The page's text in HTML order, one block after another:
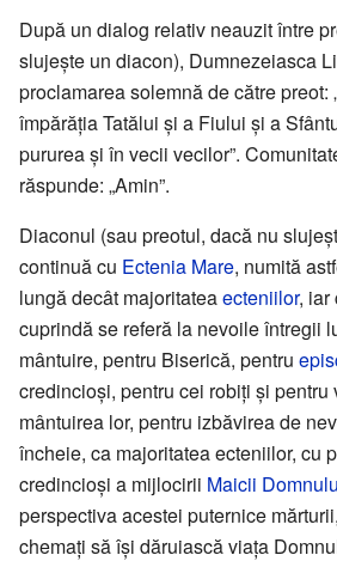
După un dialog relativ neauzit între
slujește un diacon), Dumnezeiasca
proclamarea solemnă de către preot:
împărăția Tatălui și a Fiului și a
pururea și în vecii vecilor”.
răspunde: „Amin”.
Diaconul (sau preotul, dacă nu
continuă cu Ectenia Mare, numită
lungă decât majoritateaecteniilor, iar
cuprindă se referă la nevoile întregii
mântuire, pentru Biserică, pentru
credincioși, pentru cei robiți și pentru
mântuirea lor, pentru izbăvirea de
încheie, ca majoritatea ecteniilor, cu
credincioși a mijlocirii Maicii
perspectiva acestei puternice
chemați să își dăruiască viața